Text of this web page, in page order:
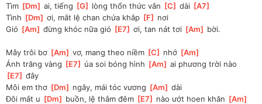
Tìm [Dm ] ai, tiếng [G lòng thổn thức vắn [C ] dài [A7
Tình [Dm ] ơi, mắt lệ chan chứa khắp [F
nơi
Gió [Am ] đừng khóc nữa gió [E7 ] ơi, tan nát tơi [Am bời.
Mây trôi bơ [Am ] vơ, mang theo niềm [C nhớ [Am
Ánh trăng vàng [E7 úa soi bóng hình [Am ] ai phương trời nào
E7
] đây
Môi em thơ [Dm ngây, mái tóc vương [Am ] dài
Đôi mắt u [Dm buồn, lệ thắm đêm [E7 nào ướt hoen khăn [Am